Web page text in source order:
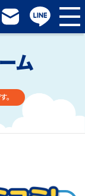
ム
。